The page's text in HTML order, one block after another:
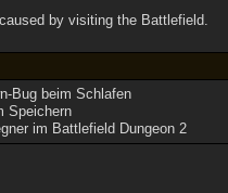
by visiting the Battlefield.
Bug beim Schlafen
Speichern
im Battlefield Dungeon 2